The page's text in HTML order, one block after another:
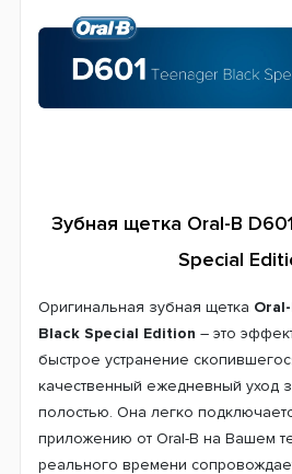
Система питания
Аккумулятор
Страна производитель
Зубная щетка Oral-B
Special
Оригинальная зубная щетка
Black Special Edition – это
быстрое устранение
качественный ежедневный уход
полостью. Она легко
приложению от Oral-B на Вашем
реального времени